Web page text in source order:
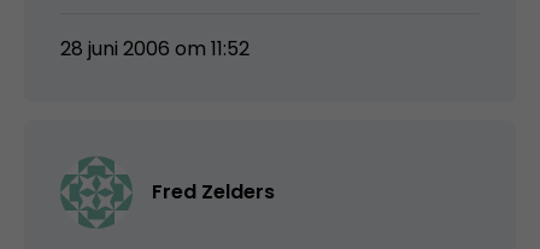
28 juni 2006 om 11:52
Fred Zelders